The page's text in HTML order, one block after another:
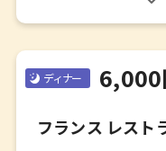
※過去参考メニュー、
ビストロカラトスペシ
✤
牛フィレ肉のステーキ
パン（パンカラトのパ
ディナー 6,000
フランス レスト